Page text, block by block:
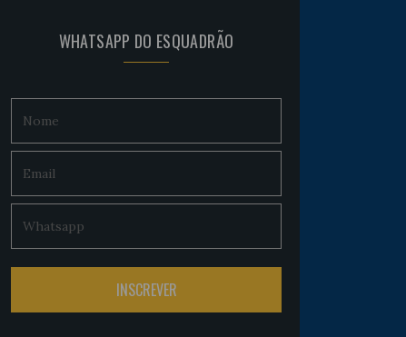
WHATSAPP DO ESQUADRÃO